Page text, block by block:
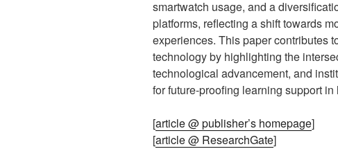
smartwatch usage, and a
platforms, reflecting a shift towards
experiences. This paper contributes
technology by highlighting the
technological advancement, and
for future-proofing learning support
[article @ publisher’s homepage]
[article @ ResearchGate]